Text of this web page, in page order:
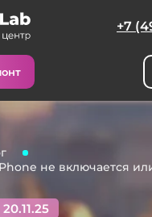
+7
не включается
20.11.25